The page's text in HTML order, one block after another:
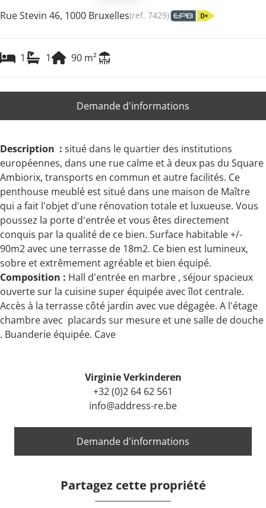
Rue Stevin 46, 1000 Bruxelles(ref. 7429)
1 1 90 m²
Demande d'informations
Description : situé dans le quartier des institutions
européennes, dans une rue calme et à deux pas du Square
Ambiorix, transports en commun et autre facilités. Ce
penthouse meublé est situé dans une maison de Maître
qui a fait l'objet d'une rénovation totale et luxueuse. Vous
poussez la porte d'entrée et vous êtes directement
conquis par la qualité de ce bien. Surface habitable +/-
90m2 avec une terrasse de 18m2. Ce bien est lumineux,
sobre et extrêmement agréable et bien équipé.
Composition : Hall d'entrée en marbre , séjour spacieux
ouverte sur la cuisine super équipée avec îlot centrale.
Accès à la terrasse côté jardin avec vue dégagée. A l'étage
chambre avec placards sur mesure et une salle de douche
. Buanderie équipée. Cave
Virginie Verkinderen
+32 (0)2 64 62 561
info@address-re.be
Demande d'informations
Partagez cette propriété